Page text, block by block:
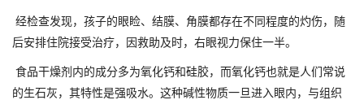
经检查发现，孩子的眼睑、结膜、角膜都存在不同程度的灼伤，随
后安排住院接受治疗，因救助及时，右眼视力保住一半。
食品干燥剂内的成分多为氧化钙和硅胶，而氧化钙也就是人们常说
的生石灰，其特性是强吸水。这种碱性物质一旦进入眼内，与组织